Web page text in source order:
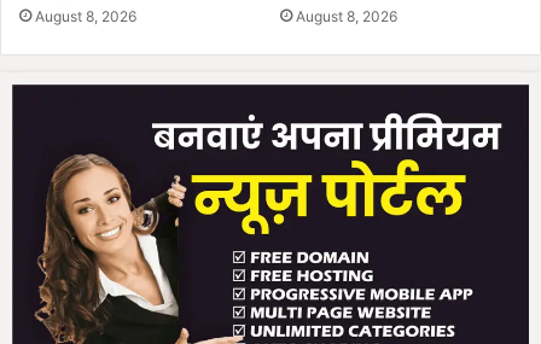
August 8, 2026 August 8, 2026